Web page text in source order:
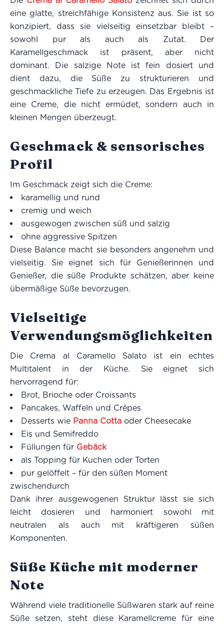
eine glatte, streichfähige Konsistenz aus. Sie ist so
konzipiert, dass sie vielseitig einsetzbar bleibt –
sowohl pur als auch als Zutat. Der
Karamellgeschmack ist präsent, aber nicht
dominant. Die salzige Note ist fein dosiert und
dient dazu, die Süße zu strukturieren und
geschmackliche Tiefe zu erzeugen. Das Ergebnis ist
eine Creme, die nicht ermüdet, sondern auch in
kleinen Mengen überzeugt.
Geschmack & sensorisches
Profil
Im Geschmack zeigt sich die Creme:
karamellig und rund
cremig und weich
ausgewogen zwischen süß und salzig
ohne aggressive Spitzen
Diese Balance macht sie besonders angenehm und
vielseitig. Sie eignet sich für Genießerinnen und
Genießer, die süße Produkte schätzen, aber keine
übermäßige Süße bevorzugen.
Vielseitige
Verwendungsmöglichkeiten
Die Crema al Caramello Salato ist ein echtes
Multitalent in der Küche. Sie eignet sich
hervorragend für:
Brot, Brioche oder Croissants
Pancakes, Waffeln und Crêpes
Desserts wie Panna Cotta oder Cheesecake
Eis und Semifreddo
Füllungen für Gebäck
als Topping für Kuchen oder Torten
pur gelöffelt – für den süßen Moment
zwischendurch
Dank ihrer ausgewogenen Struktur lässt sie sich
leicht dosieren und harmoniert sowohl mit
neutralen als auch mit kräftigeren süßen
Komponenten.
Süße Küche mit moderner
Note
Während viele traditionelle Süßwaren stark auf reine
Süße setzen, steht diese Karamellcreme für eine